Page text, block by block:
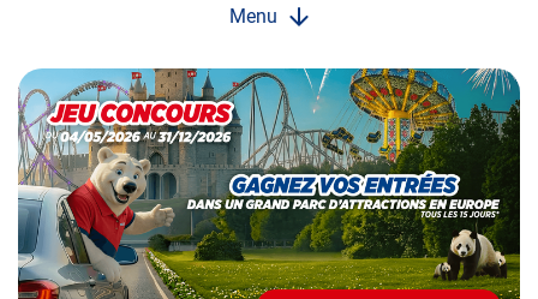
Menu
Opération
spéciale
Mai
-
Décembre
2026
Locations